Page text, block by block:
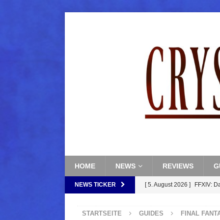
HOME NEWS REVIEWS
NEWS TICKER [ 5. August 2026 ] FFXIV:
FFXIV:
STARTSEITE GUIDES FINAL